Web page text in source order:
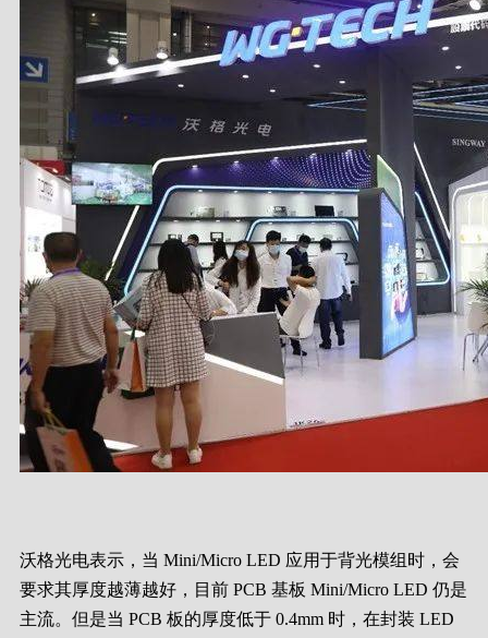
沃格光电表示，当 Mini/Micro LED 应用于背光模组时，会
要求其厚度越薄越好，目前 PCB 基板 Mini/Micro LED 仍是
主流。但是当 PCB 板的厚度低于 0.4mm 时，在封装 LED